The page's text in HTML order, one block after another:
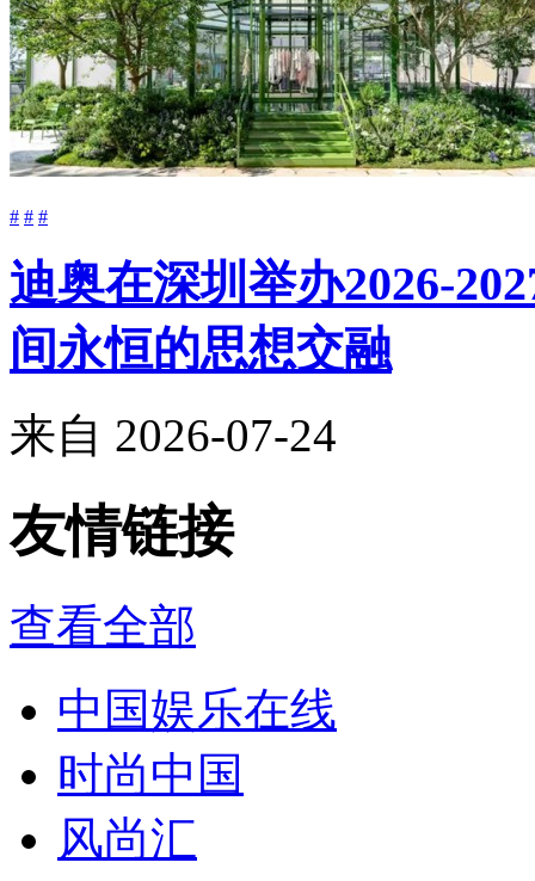
# # #
迪奥在深圳举办2026-
间永恒的思想交融
来自 2026-07-24
友情链接
查看全部
中国娱乐在线
时尚中国
风尚汇